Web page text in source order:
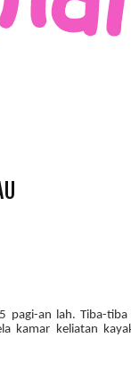
pagi-an lah. Tiba-tiba
kamar keliatan